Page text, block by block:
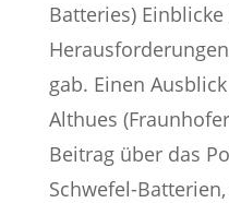
Batteries)
gab. Einen
Althues
Beitrag über das
Schwefel-